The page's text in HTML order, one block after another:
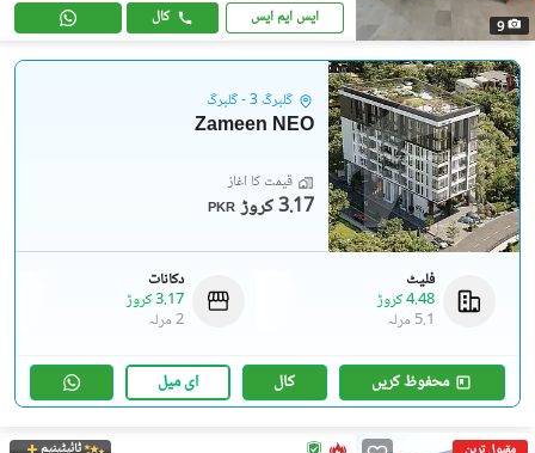
9 ایس ایم ایس کال
گلبرگ 3 - گلبرگ
Zameen NEO
قیمت کا آغاز
PKR 3.17 کروڑ
فلیٹ
4.48 کروڑ
5.1 مرلہ
دکانات
3.17 کروڑ
2 مرلہ
محفوظ کریں کال ای میل